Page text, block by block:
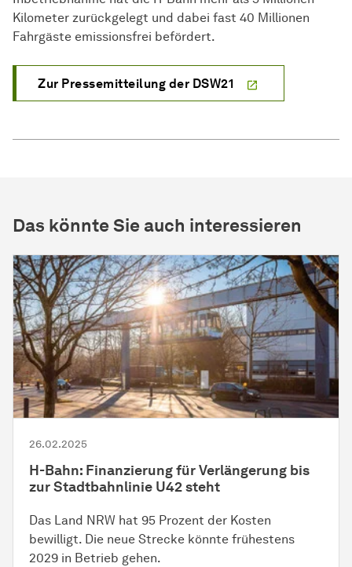
Kilometer zurückgelegt und dabei fast 40 Millionen
Fahrgäste emissionsfrei befördert.
Zur Pressemitteilung der DSW21
Das könnte Sie auch interessieren
26.02.2025
H-Bahn: Finanzierung für Verlängerung bis
zur Stadtbahnlinie U42 steht
Das Land NRW hat 95 Prozent der Kosten
bewilligt. Die neue Strecke könnte frühestens
2029 in Betrieb gehen.